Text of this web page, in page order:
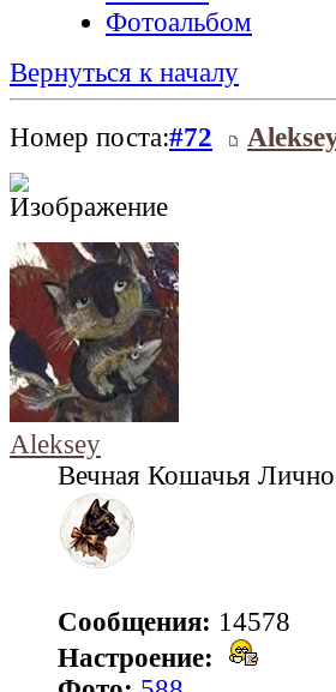
Фотоальбом
Вернуться к началу
Номер поста:#72
Aleksey
Вечная Кошачья
Сообщения: 14578
Настроение: